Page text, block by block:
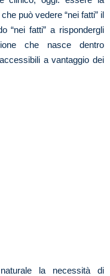
può vedere “nei fatti” il
“nei fatti” a rispondergli
che nasce dentro
a vantaggio dei
la necessità di